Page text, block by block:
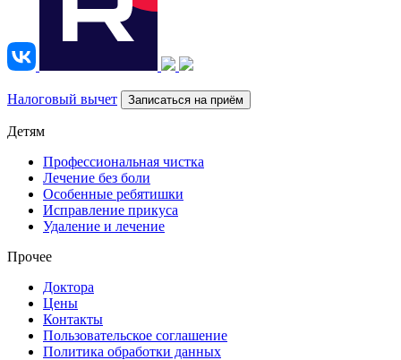
Налоговый вычет Записаться на приём
Детям
Профессиональная чистка
Лечение без боли
Особенные ребятишки
Исправление прикуса
Удаление и лечение
Прочее
Доктора
Цены
Контакты
Пользовательское соглашение
Политика обработки данных